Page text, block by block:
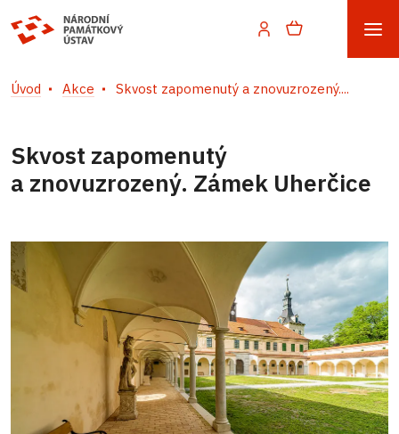
Úvod Akce Skvost zapomenutý a znovuzrozený....
Skvost zapomenutý
a znovuzrozený. Zámek Uherčice